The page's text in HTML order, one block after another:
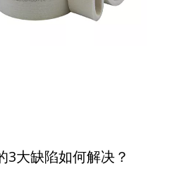
3大缺陷如何解决？